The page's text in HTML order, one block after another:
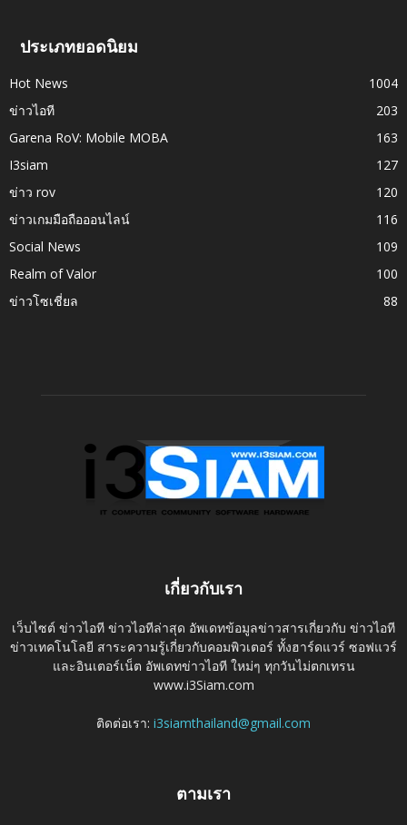
ประเภทยอดนิยม
Hot News
1004
ข่าวไอที
203
Garena RoV: Mobile MOBA
163
I3siam
127
ข่าว rov
120
ข่าวเกมมือถือออนไลน์
116
Social News
109
Realm of Valor
100
ข่าวโซเชี่ยล
88
เกี่ยวกับเรา
เว็บไซต์ ข่าวไอที ข่าวไอทีล่าสุด อัพเดทข้อมูลข่าวสารเกี่ยวกับ ข่าวไอที
ข่าวเทคโนโลยี สาระความรู้เกี่ยวกับคอมพิวเตอร์ ทั้งฮาร์ดแวร์ ซอฟแวร์
และอินเตอร์เน็ต อัพเดทข่าวไอที ใหม่ๆ ทุกวันไม่ตกเทรน
www.i3Siam.com
ติดต่อเรา: i3siamthailand@gmail.com
ตามเรา